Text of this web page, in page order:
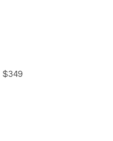
$349